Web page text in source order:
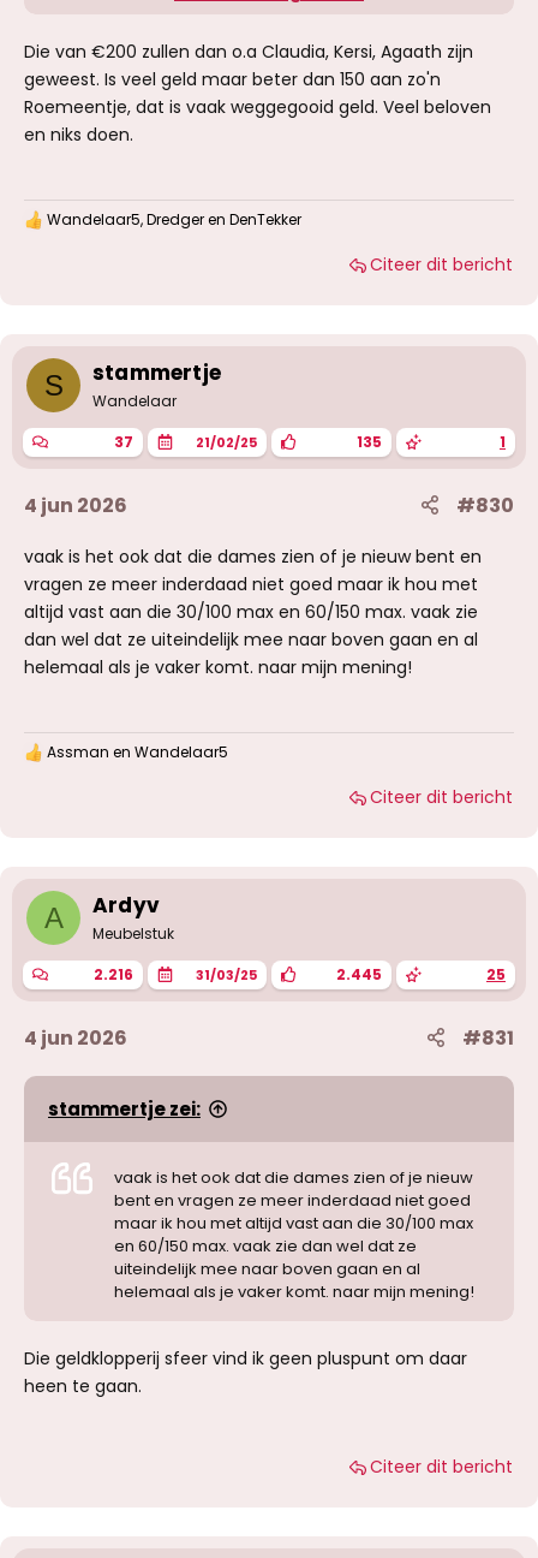
werden me overigens duidelijk verteld bij
aan gehouden.
Misschien ben ik ook al verpest door mijn
bezoeken in Lemiers en ligt mn lat iets hoger
nu...
Die van €200 zullen dan o.a Claudia, Kersi, Agaath zijn
geweest. Is veel geld maar beter dan 150 aan zo'n
Roemeentje, dat is vaak weggegooid geld. Veel beloven
en niks doen.
W
n
g
n
:
Wandelaar5,Dredgeren DenTekker
Citeer dit bericht
S stammertje
Wandelaar
37 21/02/25 135 1
4 jun 2026 #830
vaak is het ook dat die dames zien of je nieuw bent en
vragen ze meer inderdaad niet goed maar ik hou met
altijd vast aan die 30/100 max en 60/150 max. vaak zie
dan wel dat ze uiteindelijk mee naar boven gaan en al
helemaal als je vaker komt. naar mijn mening!
W
n
g
n
:
Assman en Wandelaar5
Citeer dit bericht
A Ardyv
Meubelstuk
2.216 31/03/25 2.445 25
4 jun 2026 #831
stammertje zei:
vaak is het ook dat die dames zien of je nieuw
bent en vragen ze meer inderdaad niet goed
maar ik hou met altijd vast aan die 30/100 max
en 60/150 max. vaak zie dan wel dat ze
uiteindelijk mee naar boven gaan en al
helemaal als je vaker komt. naar mijn mening!
Die geldklopperij sfeer vind ik geen pluspunt om daar
heen te gaan.
Citeer dit bericht